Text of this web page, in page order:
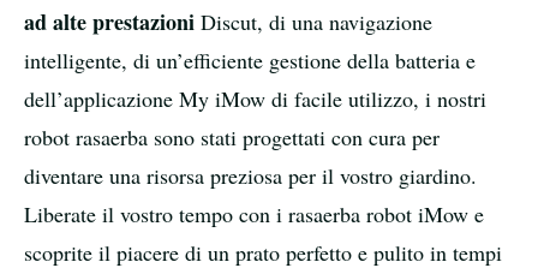
ad alte prestazioni Discut, di una navigazione
intelligente, di un’efficiente gestione della batteria e
dell’applicazione My iMow di facile utilizzo, i nostri
robot rasaerba sono stati progettati con cura per
diventare una risorsa preziosa per il vostro giardino.
Liberate il vostro tempo con i rasaerba robot iMow e
scoprite il piacere di un prato perfetto e pulito in tempi